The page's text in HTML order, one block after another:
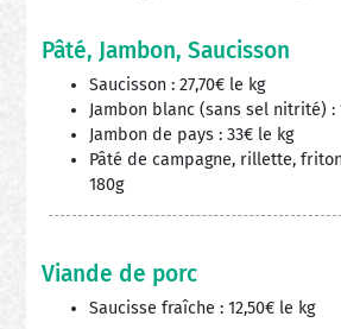
Pâté, Jambon, Saucisson
Saucisson : 27,70€ le kg
Jambon blanc (sans sel nitrité) :
Jambon de pays : 33€ le kg
Pâté de campagne, rillette,
180g
Viande de porc
Saucisse fraîche : 12,50€ le kg